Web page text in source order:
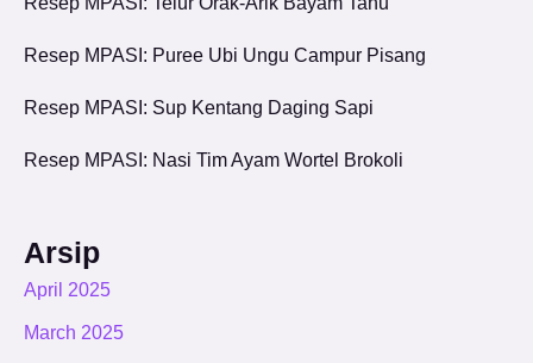
Resep MPASI: Puree Ubi Ungu Campur Pisang
Resep MPASI: Sup Kentang Daging Sapi
Resep MPASI: Nasi Tim Ayam Wortel Brokoli
Arsip
April 2025
March 2025